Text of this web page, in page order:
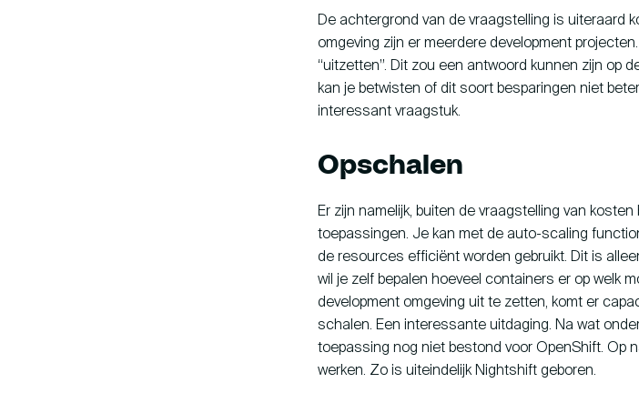
De achtergrond van de vraagstelling is uiteraard
omgeving zijn er meerdere development
“uitzetten”. Dit zou een antwoord kunnen zijn op
kan je betwisten of dit soort besparingen niet
interessant vraagstuk.
Opschalen
Er zijn namelijk, buiten de vraagstelling van
toepassingen. Je kan met de auto-scaling
de resources efficiënt worden gebruikt. Dit is
wil je zelf bepalen hoeveel containers er op welk
development omgeving uit te zetten, komt er
schalen. Een interessante uitdaging. Na wat
toepassing nog niet bestond voor OpenShift. Op
werken. Zo is uiteindelijk Nightshift geboren.